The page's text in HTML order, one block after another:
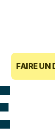
FAIRE UN